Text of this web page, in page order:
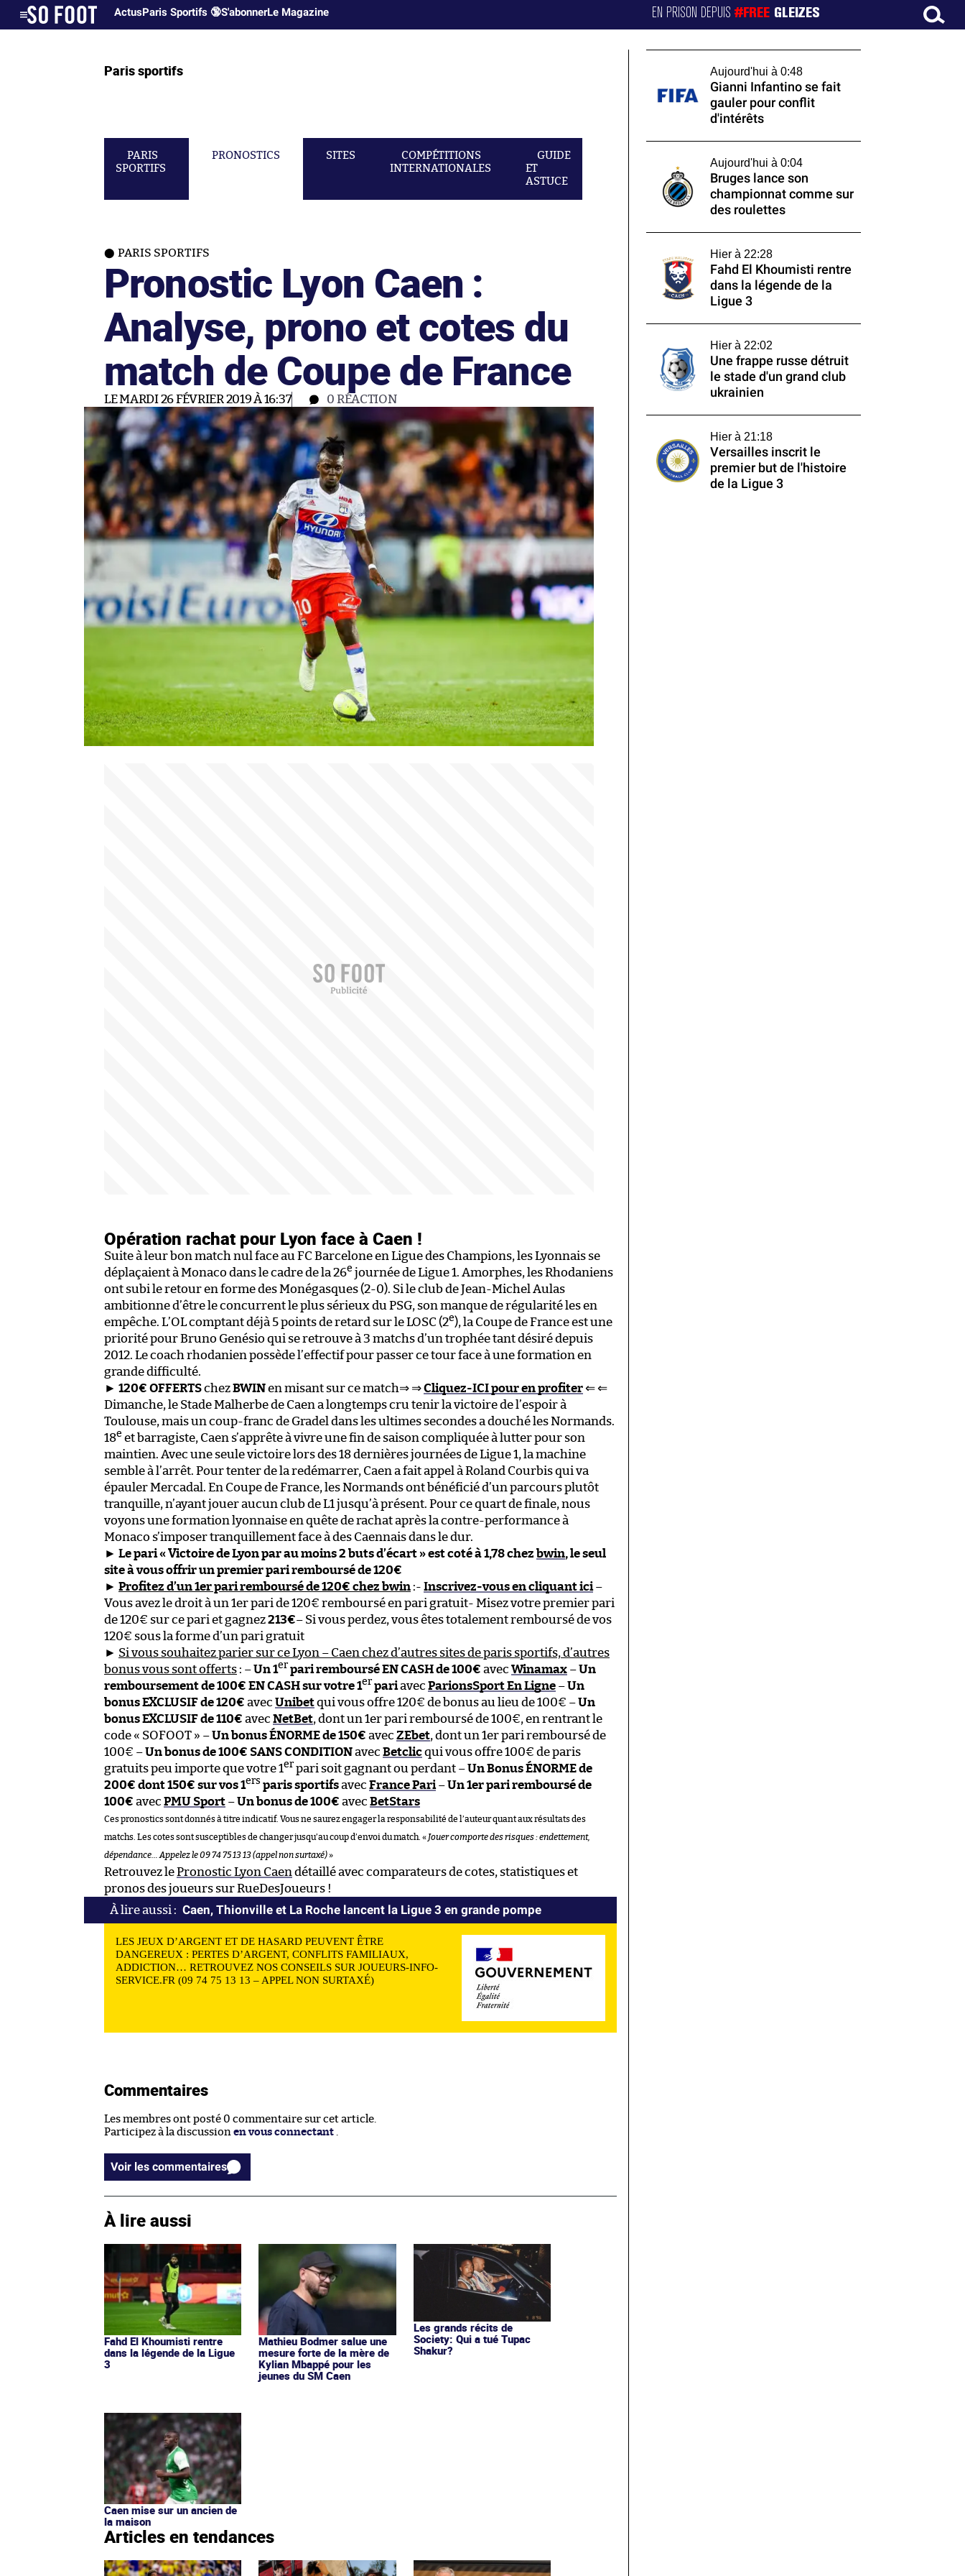
ActusParis Sportifs 🔞S'abonnerLe Magazine EN PRISON DEPUIS#FREE GLEIZES
Paris sportifs
PARIS
SPORTIFS
PRONOSTICS SITES
COMPÉTITIONS
INTERNATIONALES
GUIDE
ET
ASTUCE
PARIS SPORTIFS
Pronostic Lyon Caen :
Analyse, prono et cotes du
match de Coupe de France
LE MARDI 26 FÉVRIER 2019 À 16:37 0 RÉACTION
Opération rachat pour Lyon face à Caen !
Suite à leur bon match nul face au FC Barcelone en Ligue des Champions, les Lyonnais se
déplaçaient à Monaco dans le cadre de la 26e journée de Ligue 1. Amorphes, les Rhodaniens
ont subi le retour en forme des Monégasques (2-0). Si le club de Jean-Michel Aulas
ambitionne d’être le concurrent le plus sérieux du PSG, son manque de régularité les en
empêche. L’OL comptant déjà 5 points de retard sur le LOSC (2e), la Coupe de France est une
priorité pour Bruno Genésio qui se retrouve à 3 matchs d’un trophée tant désiré depuis
2012. Le coach rhodanien possède l’effectif pour passer ce tour face à une formation en
grande difficulté.
► 120€ OFFERTSchezBWINen misant sur ce match⇒ ⇒Cliquez-ICI pour en profiter⇐ ⇐
Dimanche, le Stade Malherbe de Caen a longtemps cru tenir la victoire de l’espoir à
Toulouse, mais un coup-franc de Gradel dans les ultimes secondes a douché les Normands.
18e et barragiste, Caen s’apprête à vivre une fin de saison compliquée à lutter pour son
maintien. Avec une seule victoire lors des 18 dernières journées de Ligue 1, la machine
semble à l’arrêt. Pour tenter de la redémarrer, Caen a fait appel à Roland Courbis qui va
épauler Mercadal. En Coupe de France, les Normands ont bénéficié d’un parcours plutôt
tranquille, n’ayant jouer aucun club de L1 jusqu’à présent. Pour ce quart de finale, nous
voyons une formation lyonnaise en quête de rachat après la contre-performance à
Monaco s’imposer tranquillement face à des Caennais dans le dur.
► Le pari « Victoire de Lyon par au moins 2 buts d’écart » est coté à 1,78 chez bwin, le seul
site à vous offrir un premier pari remboursé de 120€
► Profitez d’un 1er pari remboursé de 120€ chez bwin :- Inscrivez-vous en cliquant ici–
Vous avez le droit à un 1er pari de 120€ remboursé en pari gratuit- Misez votre premier pari
de 120€ sur ce pari et gagnez213€– Si vous perdez, vous êtes totalement remboursé de vos
120€ sous la forme d’un pari gratuit
► Si vous souhaitez parier sur ce Lyon – Caen chez d’autres sites de paris sportifs, d’autres
bonus vous sont offerts : –Un 1er pari remboursé EN CASH de 100€ avec Winamax –Un
remboursement de 100€ EN CASH sur votre 1er pariavec ParionsSport En Ligne –Un
bonus EXCLUSIF de 120€ avec Unibetqui vous offre 120€ de bonus au lieu de 100€ –Un
bonus EXCLUSIF de 110€ avec NetBet, dont un 1er pari remboursé de 100€, en rentrant le
code « SOFOOT » –Un bonus ÉNORME de 150€ avec ZEbet, dont un 1er pari remboursé de
100€ –Un bonus de 100€ SANS CONDITIONavec Betclicqui vous offre 100€ de paris
gratuits peu importe que votre 1er pari soit gagnant ou perdant –Un Bonus ÉNORME de
200€ dont 150€ sur vos 1ers paris sportifsavec France Pari–Un 1er pari remboursé de
100€ avec PMU Sport –Un bonus de 100€ avec BetStars
Ces pronostics sont donnés à titre indicatif. Vous ne saurez engager la responsabilité de l’auteur quant aux résultats des
matchs. Les cotes sont susceptibles de changer jusqu’au coup d’envoi du match. « Jouer comporte des risques : endettement,
dépendance… Appelez le 09 74 75 13 13 (appel non surtaxé)»
Retrouvez lePronostic Lyon Caen détaillé avec comparateurs de cotes, statistiques et
pronos des joueurs sur RueDesJoueurs !
Caen, Thionville et La Roche lancent la Ligue 3 en grande pompe
LES JEUX D’ARGENT ET DE HASARD PEUVENT ÊTRE
DANGEREUX : PERTES D’ARGENT, CONFLITS FAMILIAUX,
ADDICTION… RETROUVEZ NOS CONSEILS SUR JOUEURS-INFO-
SERVICE.FR (09 74 75 13 13 – APPEL NON SURTAXÉ)
Commentaires
Les membres ont posté 0 commentaire sur cet article.
Participez à la discussion en vous connectant .
Voir les commentaires
À lire aussi
Fahd El Khoumisti rentre
dans la légende de la Ligue
3
Mathieu Bodmer salue une
mesure forte de la mère de
Kylian Mbappé pour les
jeunes du SM Caen
Les grands récits de
Society: Qui a tué Tupac
Shakur?
Caen mise sur un ancien de
la maison
Articles en tendances
Aujourd'hui à 0:48
Gianni Infantino se fait
gauler pour conflit
d'intérêts
Aujourd'hui à 0:04
Bruges lance son
championnat comme sur
des roulettes
Hier à 22:28
Fahd El Khoumisti rentre
dans la légende de la
Ligue 3
Hier à 22:02
Une frappe russe détruit
le stade d'un grand club
ukrainien
Hier à 21:18
Versailles inscrit le
premier but de l'histoire
de la Ligue 3